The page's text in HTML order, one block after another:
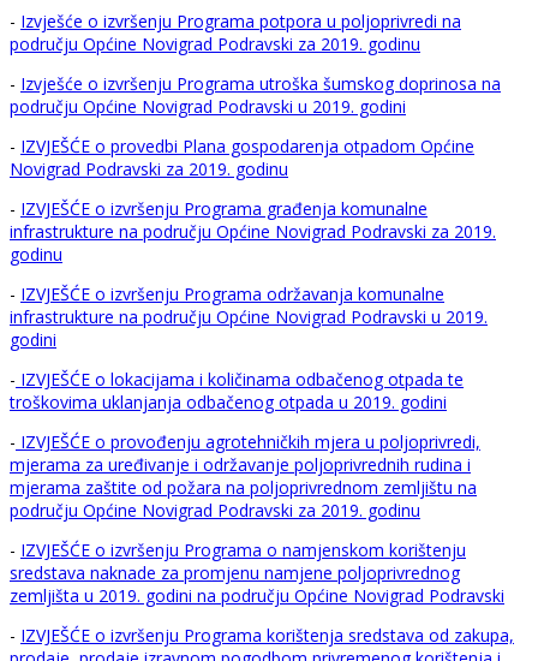
- Izvješće o izvršenju Programa potpora u poljoprivredi na
području Općine Novigrad Podravski za 2019. godinu
- Izvješće o izvršenju Programa utroška šumskog doprinosa na
području Općine Novigrad Podravski u 2019. godini
- IZVJEŠĆE o provedbi Plana gospodarenja otpadom Općine
Novigrad Podravski za 2019. godinu
- IZVJEŠĆE o izvršenju Programa građenja komunalne
infrastrukture na području Općine Novigrad Podravski za 2019.
godinu
- IZVJEŠĆE o izvršenju Programa održavanja komunalne
infrastrukture na području Općine Novigrad Podravski u 2019.
godini
- IZVJEŠĆE o lokacijama i količinama odbačenog otpada te
troškovima uklanjanja odbačenog otpada u 2019. godini
- IZVJEŠĆE o provođenju agrotehničkih mjera u poljoprivredi,
mjerama za uređivanje i održavanje poljoprivrednih rudina i
mjerama zaštite od požara na poljoprivrednom zemljištu na
području Općine Novigrad Podravski za 2019. godinu
- IZVJEŠĆE o izvršenju Programa o namjenskom korištenju
sredstava naknade za promjenu namjene poljoprivrednog
zemljišta u 2019. godini na području Općine Novigrad Podravski
- IZVJEŠĆE o izvršenju Programa korištenja sredstava od zakupa,